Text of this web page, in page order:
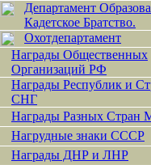
Департамент
Кадетское Братство.
Охотдепартамент
Награды Общественных
Организаций РФ
Награды Республик и
СНГ
Награды Разных Стран
Нагрудные знаки СССР
Награды ДНР и ЛНР